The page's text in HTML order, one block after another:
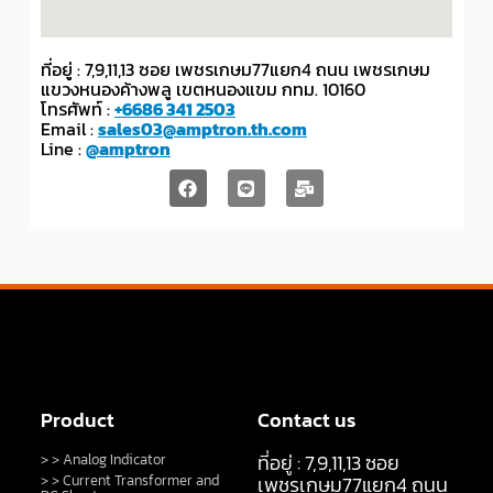
ที่อยู่ : 7,9,11,13 ซอย เพชรเกษม77แยก4 ถนน เพชรเกษม
แขวงหนองค้างพลู เขตหนองแขม กทม. 10160
โทรศัพท์ :+6686 341 2503
Email :sales03@amptron.th.com
Line :@amptron
Product
> > Analog Indicator
> > Current Transformer and
Contact us
ที่อยู่ : 7,9,11,13 ซอย
เพชรเกษม77แยก4 ถนน